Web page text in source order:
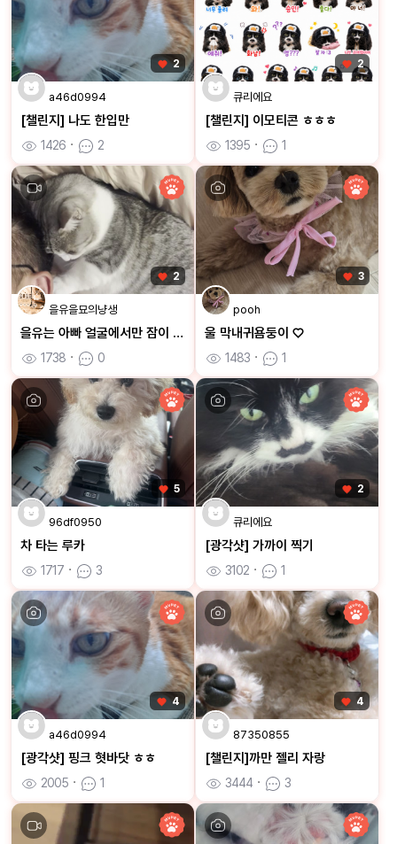
2
a46d0994
[챌린지] 나도 한입만
1426 ㆍ 2
2
큐리에요
[챌린지] 이모티콘 ㅎㅎㅎ
1395 ㆍ 1
2
을유을묘의냥생
을유는 아빠 얼굴에서만 잠이 와요
1738 ㆍ 0
3
pooh
울 막내귀욤둥이 ♡
1483 ㆍ 1
5
96df0950
차 타는 루카
1717 ㆍ 3
2
큐리에요
[광각샷] 가까이 찍기
3102 ㆍ 1
4
a46d0994
[광각샷] 핑크 혓바닷 ㅎㅎ
2005 ㆍ 1
4
87350855
[챌린지]까만 젤리 자랑
3444 ㆍ 3